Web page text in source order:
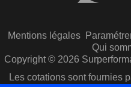
Mentions légales
Qui
Copyright © 2026
Les cotations sont fournies